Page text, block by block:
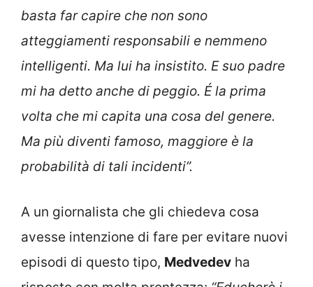
basta far capire che non sono
atteggiamenti responsabili e nemmeno
intelligenti. Ma lui ha insistito. E suo padre
mi ha detto anche di peggio. É la prima
volta che mi capita una cosa del genere.
Ma più diventi famoso, maggiore è la
probabilità di tali incidenti”.
A un giornalista che gli chiedeva cosa
avesse intenzione di fare per evitare nuovi
episodi di questo tipo, Medvedev ha